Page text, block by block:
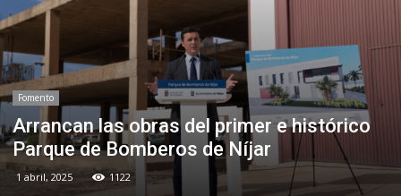
Fomento
Arrancan las obras del primer e histórico
Parque de Bomberos de Níjar
1 abril, 2025 1122